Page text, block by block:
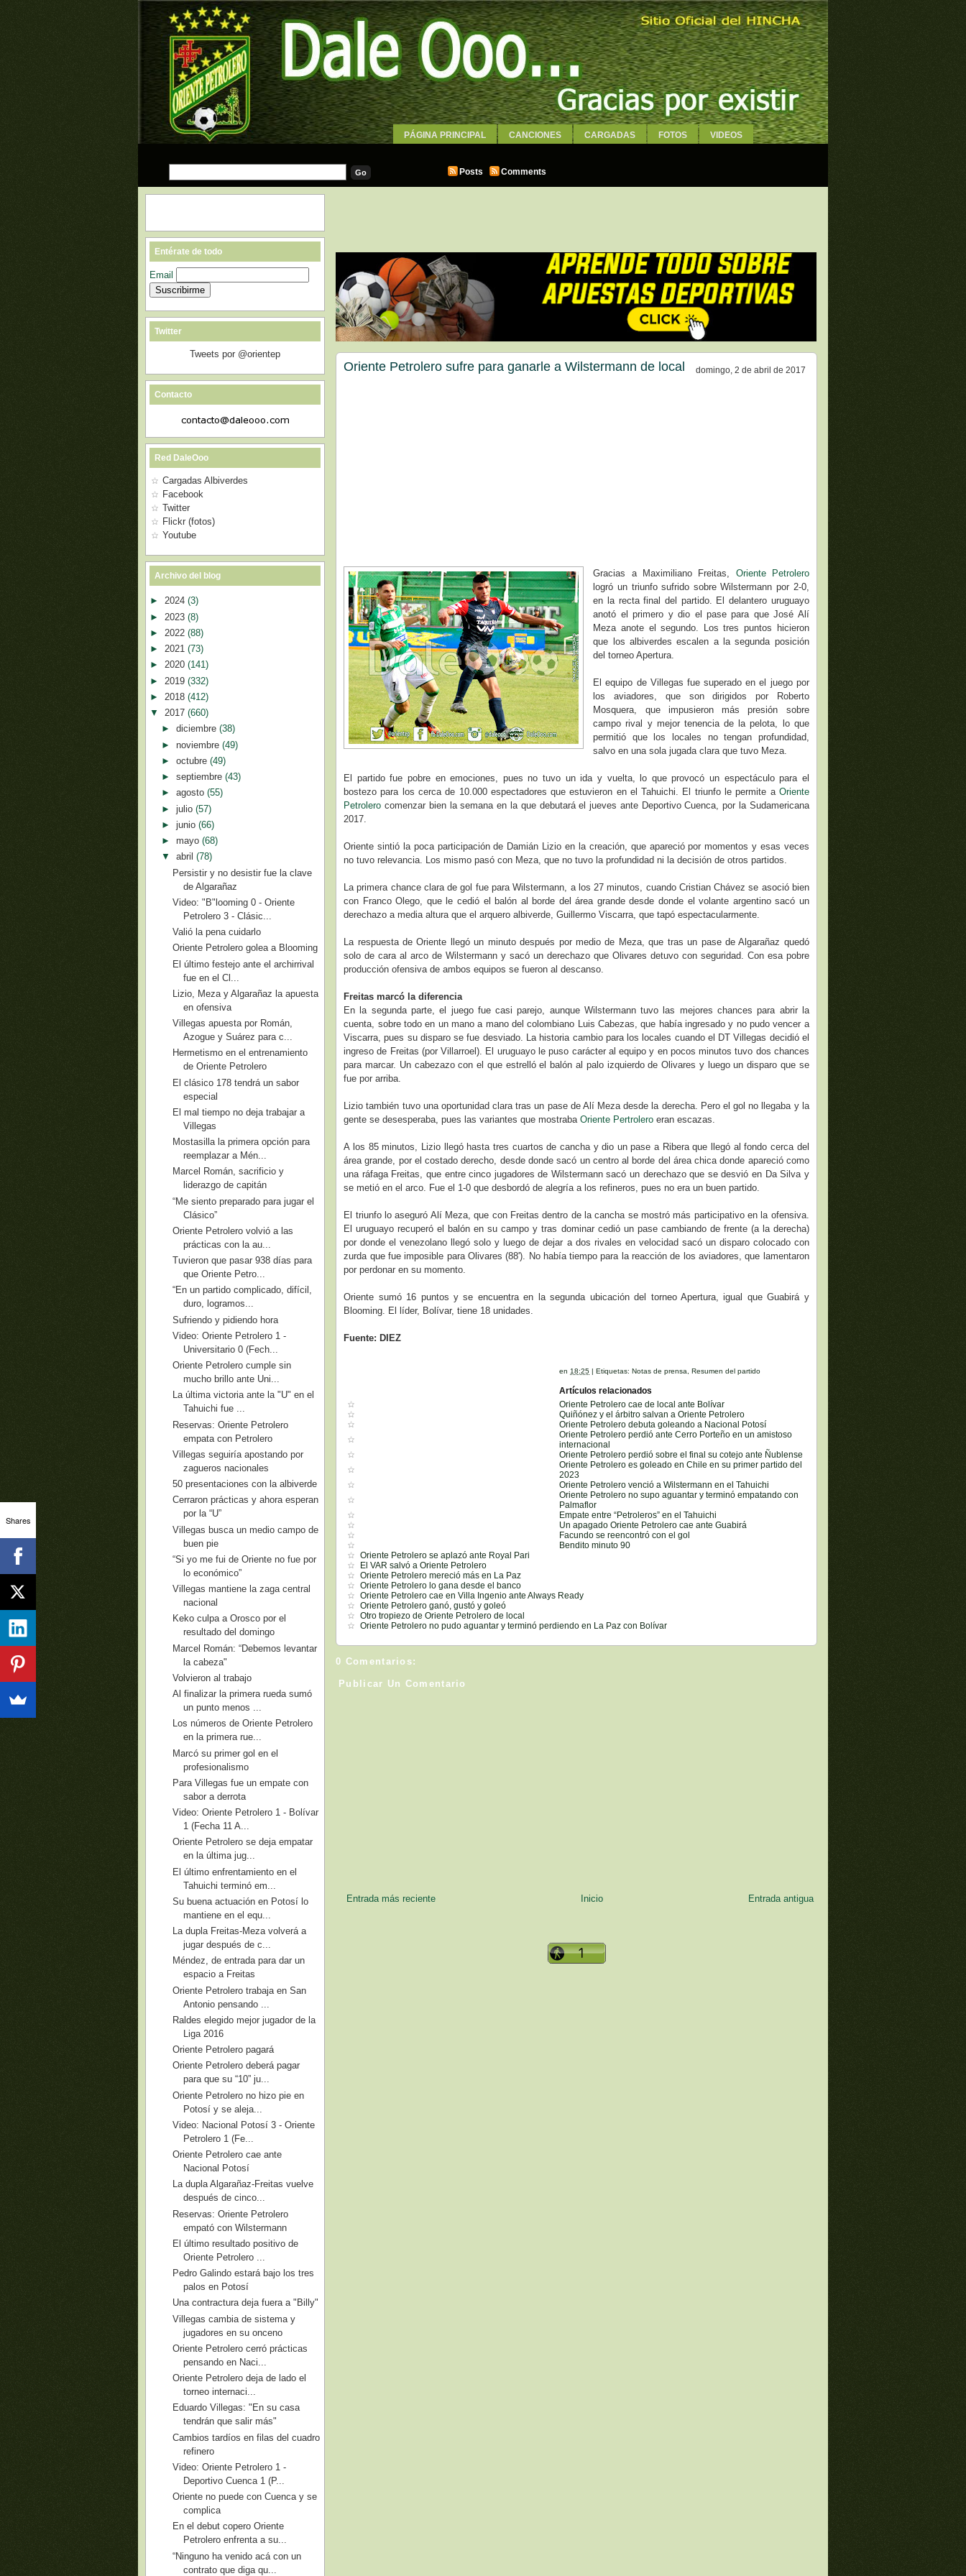
PÁGINA PRINCIPAL CANCIONES CARGADAS FOTOS VIDEOS
Posts
Comments
domingo, 2 de abril de 2017
Oriente Petrolero sufre para ganarle a Wilstermann de local
Gracias a Maximiliano Freitas, Oriente Petrolero
logró un triunfo sufrido sobre Wilstermann por 2-0,
en la recta final del partido. El delantero uruguayo
anotó el primero y dio el pase para que José Alí
Meza anote el segundo. Los tres puntos hicieron
que los albiverdes escalen a la segunda posición
del torneo Apertura.
El equipo de Villegas fue superado en el juego por
los aviadores, que son dirigidos por Roberto
Mosquera, que impusieron más presión sobre
campo rival y mejor tenencia de la pelota, lo que
permitió que los locales no tengan profundidad,
salvo en una sola jugada clara que tuvo Meza.
El partido fue pobre en emociones, pues no tuvo un ida y vuelta, lo que provocó un espectáculo para el
bostezo para los cerca de 10.000 espectadores que estuvieron en el Tahuichi. El triunfo le permite a Oriente
Petrolero comenzar bien la semana en la que debutará el jueves ante Deportivo Cuenca, por la Sudamericana
2017.
Oriente sintió la poca participación de Damián Lizio en la creación, que apareció por momentos y esas veces
no tuvo relevancia. Los mismo pasó con Meza, que no tuvo la profundidad ni la decisión de otros partidos.
La primera chance clara de gol fue para Wilstermann, a los 27 minutos, cuando Cristian Chávez se asoció bien
con Franco Olego, que le cedió el balón al borde del área grande desde donde el volante argentino sacó un
derechazo a media altura que el arquero albiverde, Guillermo Viscarra, que tapó espectacularmente.
La respuesta de Oriente llegó un minuto después por medio de Meza, que tras un pase de Algarañaz quedó
solo de cara al arco de Wilstermann y sacó un derechazo que Olivares detuvo con seguridad. Con esa pobre
producción ofensiva de ambos equipos se fueron al descanso.
Freitas marcó la diferencia
En la segunda parte, el juego fue casi parejo, aunque Wilstermann tuvo las mejores chances para abrir la
cuenta, sobre todo en un mano a mano del colombiano Luis Cabezas, que había ingresado y no pudo vencer a
Viscarra, pues su disparo se fue desviado. La historia cambio para los locales cuando el DT Villegas decidió el
ingreso de Freitas (por Villarroel). El uruguayo le puso carácter al equipo y en pocos minutos tuvo dos chances
para marcar. Un cabezazo con el que estrelló el balón al palo izquierdo de Olivares y luego un disparo que se
fue por arriba.
Lizio también tuvo una oportunidad clara tras un pase de Alí Meza desde la derecha. Pero el gol no llegaba y la
gente se desesperaba, pues las variantes que mostrabaOriente Pertrolero eran escazas.
A los 85 minutos, Lizio llegó hasta tres cuartos de cancha y dio un pase a Ribera que llegó al fondo cerca del
área grande, por el costado derecho, desde donde sacó un centro al borde del área chica donde apareció como
una ráfaga Freitas, que entre cinco jugadores de Wilstermann sacó un derechazo que se desvió en Da Silva y
se metió en el arco. Fue el 1-0 que desbordó de alegría a los refineros, pues no era un buen partido.
El triunfo lo aseguró Alí Meza, que con Freitas dentro de la cancha se mostró más participativo en la ofensiva.
El uruguayo recuperó el balón en su campo y tras dominar cedió un pase cambiando de frente (a la derecha)
por donde el venezolano llegó solo y luego de dejar a dos rivales en velocidad sacó un disparo colocado con
zurda que fue imposible para Olivares (88'). No había tiempo para la reacción de los aviadores, que lamentaron
por perdonar en su momento.
Oriente sumó 16 puntos y se encuentra en la segunda ubicación del torneo Apertura, igual que Guabirá y
Blooming. El líder, Bolívar, tiene 18 unidades.
Fuente: DIEZ
en 18:25 |Etiquetas:Notas de prensa ,Resumen del partido
Artículos relacionados
Oriente Petrolero cae de local ante Bolívar
Quiñónez y el árbitro salvan a Oriente Petrolero
Oriente Petrolero debuta goleando a Nacional Potosí
Oriente Petrolero perdió ante Cerro Porteño en un amistoso
internacional
Oriente Petrolero perdió sobre el final su cotejo ante Ñublense
Oriente Petrolero es goleado en Chile en su primer partido del
2023
Oriente Petrolero venció a Wilstermann en el Tahuichi
Oriente Petrolero no supo aguantar y terminó empatando con
Palmaflor
Empate entre “Petroleros” en el Tahuichi
Un apagado Oriente Petrolero cae ante Guabirá
Facundo se reencontró con el gol
Bendito minuto 90
Oriente Petrolero se aplazó ante Royal Pari
El VAR salvó a Oriente Petrolero
Oriente Petrolero mereció más en La Paz
Oriente Petrolero lo gana desde el banco
Oriente Petrolero cae en Villa Ingenio ante Always Ready
Oriente Petrolero ganó, gustó y goleó
Otro tropiezo de Oriente Petrolero de local
Oriente Petrolero no pudo aguantar y terminó perdiendo en La Paz con Bolívar
0 Comentarios:
Publicar Un Comentario
Entrada más reciente Entrada antigua
Inicio
Entérate de todo
Email
Twitter
Tweets por @orientep
Contacto
Red DaleOoo
Cargadas Albiverdes
Facebook
Twitter
Flickr (fotos)
Youtube
Archivo del blog
► 2024 (3)
► 2023 (8)
► 2022 (88)
► 2021 (73)
► 2020 (141)
► 2019 (332)
► 2018 (412)
▼ 2017 (660)
► diciembre (38)
► noviembre (49)
► octubre (49)
► septiembre (43)
► agosto (55)
► julio (57)
► junio (66)
► mayo (68)
▼ abril (78)
Persistir y no desistir fue la clave
de Algarañaz
Video: "B"looming 0 - Oriente
Petrolero 3 - Clásic...
Valió la pena cuidarlo
Oriente Petrolero golea a Blooming
El último festejo ante el archirrival
fue en el Cl...
Lizio, Meza y Algarañaz la apuesta
en ofensiva
Villegas apuesta por Román,
Azogue y Suárez para c...
Hermetismo en el entrenamiento
de Oriente Petrolero
El clásico 178 tendrá un sabor
especial
El mal tiempo no deja trabajar a
Villegas
Mostasilla la primera opción para
reemplazar a Mén...
Marcel Román, sacrificio y
liderazgo de capitán
“Me siento preparado para jugar el
Clásico”
Oriente Petrolero volvió a las
prácticas con la au...
Tuvieron que pasar 938 días para
que Oriente Petro...
“En un partido complicado, difícil,
duro, logramos...
Sufriendo y pidiendo hora
Video: Oriente Petrolero 1 -
Universitario 0 (Fech...
Oriente Petrolero cumple sin
mucho brillo ante Uni...
La última victoria ante la "U" en el
Tahuichi fue ...
Reservas: Oriente Petrolero
empata con Petrolero
Villegas seguiría apostando por
zagueros nacionales
50 presentaciones con la albiverde
Cerraron prácticas y ahora esperan
por la “U”
Villegas busca un medio campo de
buen pie
“Si yo me fui de Oriente no fue por
lo económico”
Villegas mantiene la zaga central
nacional
Keko culpa a Orosco por el
resultado del domingo
Marcel Román: “Debemos levantar
la cabeza"
Volvieron al trabajo
Al finalizar la primera rueda sumó
un punto menos ...
Los números de Oriente Petrolero
en la primera rue...
Marcó su primer gol en el
profesionalismo
Para Villegas fue un empate con
sabor a derrota
Video: Oriente Petrolero 1 - Bolívar
1 (Fecha 11 A...
Oriente Petrolero se deja empatar
en la última jug...
El último enfrentamiento en el
Tahuichi terminó em...
Su buena actuación en Potosí lo
mantiene en el equ...
La dupla Freitas-Meza volverá a
jugar después de c...
Méndez, de entrada para dar un
espacio a Freitas
Oriente Petrolero trabaja en San
Antonio pensando ...
Raldes elegido mejor jugador de la
Liga 2016
Oriente Petrolero pagará
Oriente Petrolero deberá pagar
para que su “10” ju...
Oriente Petrolero no hizo pie en
Potosí y se aleja...
Video: Nacional Potosí 3 - Oriente
Petrolero 1 (Fe...
Oriente Petrolero cae ante
Nacional Potosí
La dupla Algarañaz-Freitas vuelve
después de cinco...
Reservas: Oriente Petrolero
empató con Wilstermann
El último resultado positivo de
Oriente Petrolero ...
Pedro Galindo estará bajo los tres
palos en Potosí
Una contractura deja fuera a "Billy"
Villegas cambia de sistema y
jugadores en su onceno
Oriente Petrolero cerró prácticas
pensando en Naci...
Oriente Petrolero deja de lado el
torneo internaci...
Eduardo Villegas: "En su casa
tendrán que salir más"
Cambios tardíos en filas del cuadro
refinero
Video: Oriente Petrolero 1 -
Deportivo Cuenca 1 (P...
Oriente no puede con Cuenca y se
complica
En el debut copero Oriente
Petrolero enfrenta a su...
“Ninguno ha venido acá con un
contrato que diga qu...
Shares